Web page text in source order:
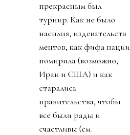
прекрасным был
турнир. Как не было
насилия, издевательств
ментов, как фифа нации
помирила (возможно,
Иран и США) и как
старались
правительства, чтобы
все были рады и
счастливы (см.